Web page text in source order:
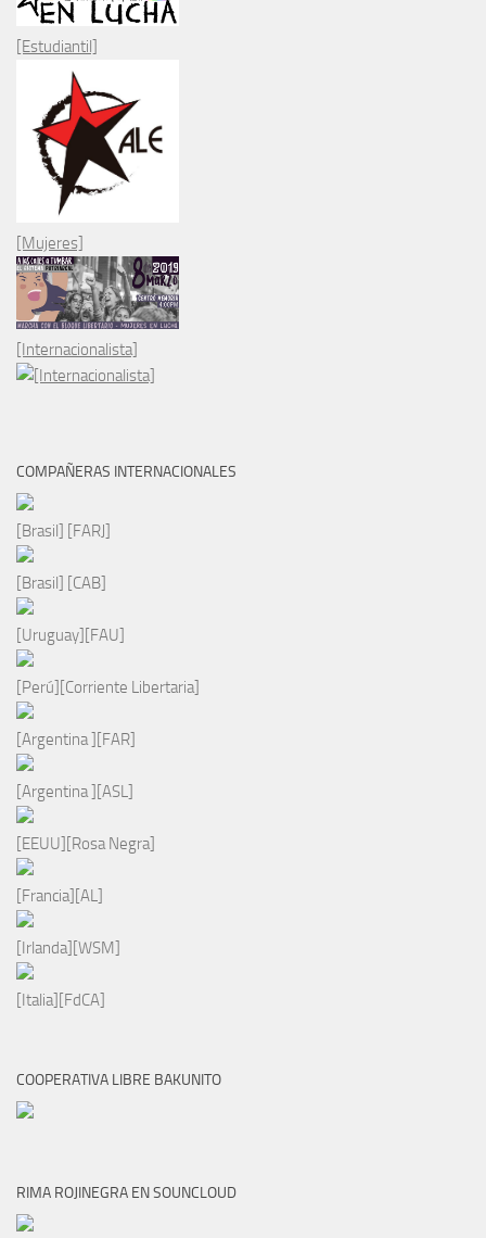
[Estudiantil]
[Mujeres]
[Internacionalista]
COMPAÑERAS INTERNACIONALES
[Brasil] [FARJ]
[Brasil] [CAB]
[Uruguay][FAU]
[Perú][Corriente Libertaria]
[Argentina ][FAR]
[Argentina ][ASL]
[EEUU][Rosa Negra]
[Francia][AL]
[Irlanda][WSM]
[Italia][FdCA]
COOPERATIVA LIBRE BAKUNITO
RIMA ROJINEGRA EN SOUNCLOUD